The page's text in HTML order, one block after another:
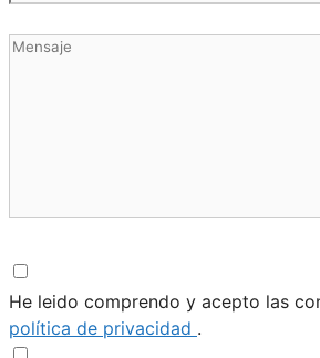
He leido comprendo y acepto las
política de privacidad .